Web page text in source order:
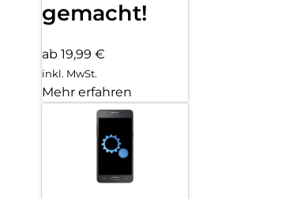
gemacht!
ab 19,99 €
inkl. MwSt.
Mehr erfahren